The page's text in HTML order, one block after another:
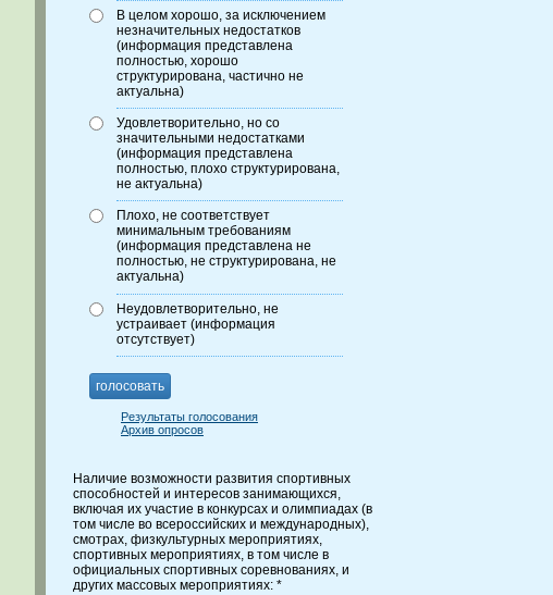
В целом хорошо, за исключением
незначительных недостатков
(информация представлена
полностью, хорошо
структурирована, частично не
актуальна)
Удовлетворительно, но со
значительными недостатками
(информация представлена
полностью, плохо структурирована,
не актуальна)
Плохо, не соответствует
минимальным требованиям
(информация представлена не
полностью, не структурирована, не
актуальна)
Неудовлетворительно, не
устраивает (информация
отсутствует)
голосовать
Результаты голосования
Архив опросов
Наличие возможности развития спортивных
способностей и интересов занимающихся,
включая их участие в конкурсах и олимпиадах (в
том числе во всероссийских и международных),
смотрах, физкультурных мероприятиях,
спортивных мероприятиях, в том числе в
официальных спортивных соревнованиях, и
других массовых мероприятиях: *